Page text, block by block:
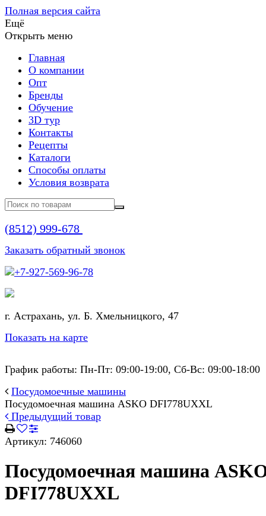
Полная версия сайта
Ещё
Открыть меню
Главная
О компании
Опт
Бренды
Обучение
3D тур
Контакты
Рецепты
Каталоги
Способы оплаты
Условия возврата
(8512) 999-678
Заказать обратный звонок
+7-927-569-96-78
г. Астрахань, ул. Б. Хмельницкого, 47
Показать на карте
График работы: Пн-Пт: 09:00-19:00, Сб-Вс: 09:00-18:00
Посудомоечные машины
Посудомоечная машина ASKO DFI778UXXL
Предыдущий товар
Артикул: 746060
Посудомоечная машина
DFI778UXXL